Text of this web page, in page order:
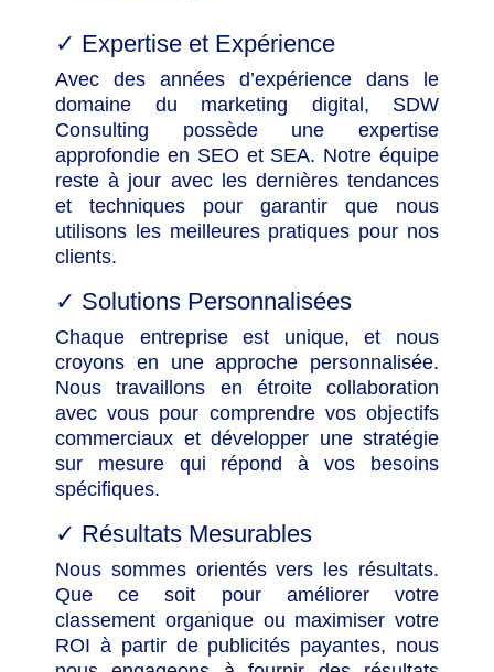
✓ Expertise et Expérience
Avec des années d’expérience dans le
domaine du marketing digital, SDW
Consulting possède une expertise
approfondie en SEO et SEA. Notre équipe
reste à jour avec les dernières tendances
et techniques pour garantir que nous
utilisons les meilleures pratiques pour nos
clients.
✓ Solutions Personnalisées
Chaque entreprise est unique, et nous
croyons en une approche personnalisée.
Nous travaillons en étroite collaboration
avec vous pour comprendre vos objectifs
commerciaux et développer une stratégie
sur mesure qui répond à vos besoins
spécifiques.
✓ Résultats Mesurables
Nous sommes orientés vers les résultats.
Que ce soit pour améliorer votre
classement organique ou maximiser votre
ROI à partir de publicités payantes, nous